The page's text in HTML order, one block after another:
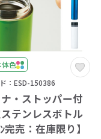
体色
：ESD-150386
・ストッパー付
テンレスボトル
ﾝ完売：在庫限り】